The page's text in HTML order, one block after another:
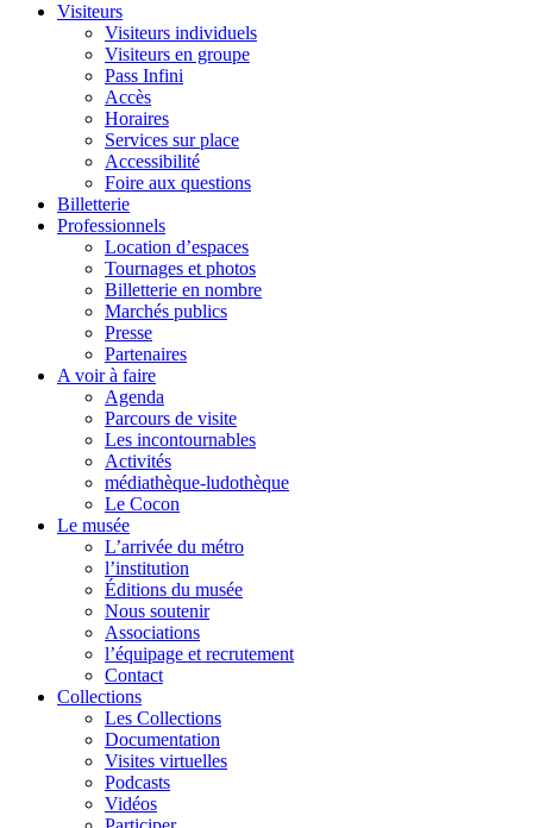
Visiteurs
Visiteurs individuels
Visiteurs en groupe
Pass Infini
Accès
Horaires
Services sur place
Accessibilité
Foire aux questions
Billetterie
Professionnels
Location d’espaces
Tournages et photos
Billetterie en nombre
Marchés publics
Presse
Partenaires
A voir à faire
Agenda
Parcours de visite
Les incontournables
Activités
médiathèque-ludothèque
Le Cocon
Le musée
L’arrivée du métro
l’institution
Éditions du musée
Nous soutenir
Associations
l’équipage et recrutement
Contact
Collections
Les Collections
Documentation
Visites virtuelles
Podcasts
Vidéos